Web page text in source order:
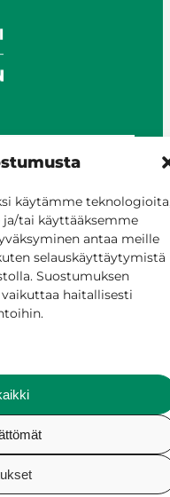
käytämme
tai käyttääksemme
antaa meille
selauskäyttäytymistä
Suostumuksen
haitallisesti